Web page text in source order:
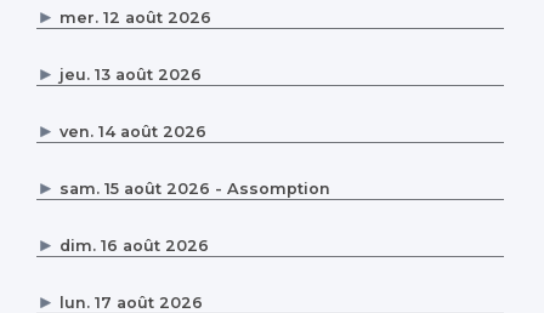
mer. 12 août 2026
jeu. 13 août 2026
ven. 14 août 2026
sam. 15 août 2026 - Assomption
dim. 16 août 2026
lun. 17 août 2026